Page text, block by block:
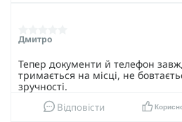
Дмитро
Тепер документи й телефон
тримається на місці, не
зручності.
Відповісти